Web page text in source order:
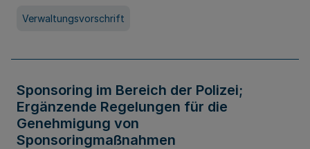
Verwaltungsvorschrift
Sponsoring im Bereich der Polizei;
Ergänzende Regelungen für die
Genehmigung von
Sponsoringmaßnahmen